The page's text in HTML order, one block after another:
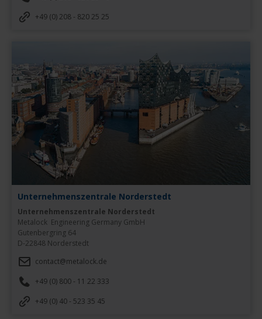
+49 (0) 208 - 820 25 25
Unternehmenszentrale Norderstedt
Unternehmenszentrale Norderstedt
Metalock  Engineering Germany GmbH
Gutenbergring 64
D-22848 Norderstedt
contact@metalock.de
+49 (0) 800 - 11 22 333
+49 (0) 40 - 523 35 45